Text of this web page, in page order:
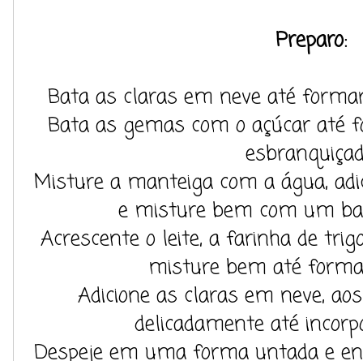
Preparo:
Bata as claras em neve até
Bata as gemas com o açúcar
Misture a manteiga com a água,
e misture bem com um
Acrescente o leite, a farinha de
misture bem até
Adicione as claras em neve,
delicadamente até
Despeje em uma forma untada e